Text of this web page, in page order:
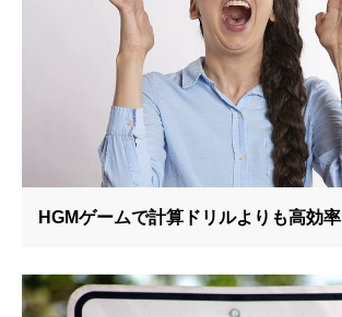
HGMゲームで計算ドリルよりも高効率